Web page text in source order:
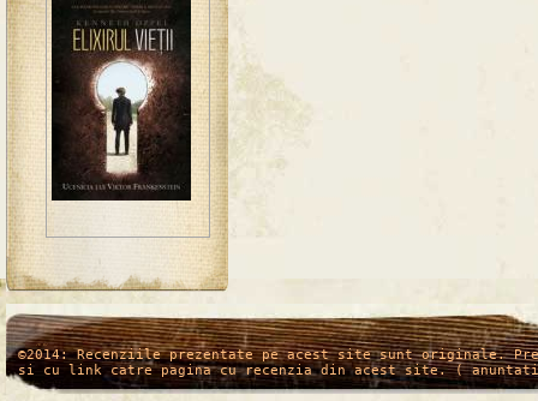
/* */
©2014: Recenziile prezentate pe acest site sunt originale.
si cu link catre pagina cu recenzia din acest site. (